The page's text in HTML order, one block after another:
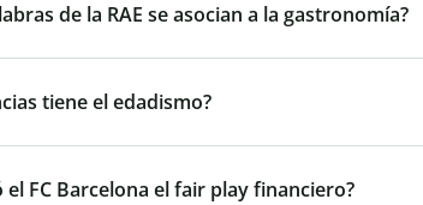
de la RAE se asocian a la gastronomía?
tiene el edadismo?
el FC Barcelona el fair play financiero?